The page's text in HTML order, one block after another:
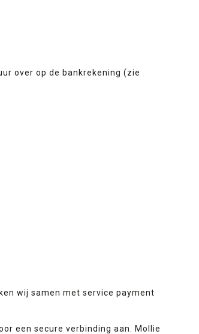
over op de bankrekening (zie
wij samen met service payment
een secure verbinding aan. Mollie